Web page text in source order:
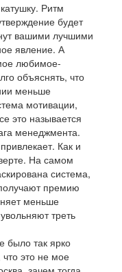
Ритм
будет
вашими лучшими
явление. А
любимое-
объяснять, что
меньше
мотивации,
это называется
менеджмента.
Как и
На самом
система,
премию
меньше
треть
было так ярко
это не мое